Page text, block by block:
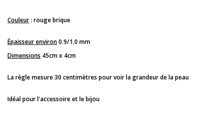
Couleur: rouge brique
Épaisseur environ0.9/1.0 mm
Dimensions 45cm x 4cm
La règle mesure 30 centimètres pour voir la grandeur de la peau
Idéal pour l'accessoire et le bijou